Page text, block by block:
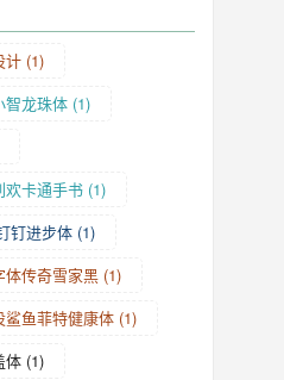
计 (1)
智龙珠体 (1)
欢卡通手书 (1)
钉进步体 (1)
体传奇雪家黑 (1)
鲨鱼菲特健康体 (1)
体 (1)